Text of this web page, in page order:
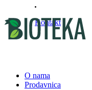
Kontakt
O nama
Prodavnica